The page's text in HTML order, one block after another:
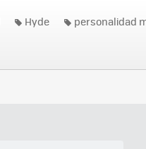
Hyde personalidad